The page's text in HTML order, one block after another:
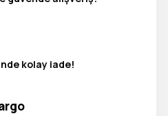
kolay iade!